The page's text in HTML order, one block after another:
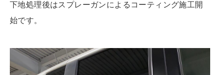
下地処理後はスプレーガンによるコーティング施工開
始です。